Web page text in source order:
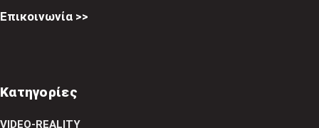
Επικοινωνία >>
Κατηγορίες
VIDEO-REALITY